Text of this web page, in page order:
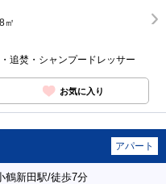
㎡
追焚・シャンプードレッサー
お気に入り
アパート
鶴新田駅/徒歩7分